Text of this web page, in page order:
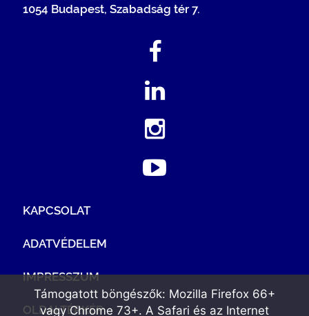
1054 Budapest, Szabadság tér 7.
KAPCSOLAT
ADATVÉDELEM
IMPRESSZUM
OLDALTÉRKÉP
Támogatott böngészők: Mozilla Firefox 66+
vagy Chrome 73+. A Safari és az Internet